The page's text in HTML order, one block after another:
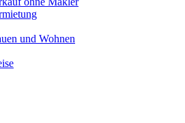
und Wohnen